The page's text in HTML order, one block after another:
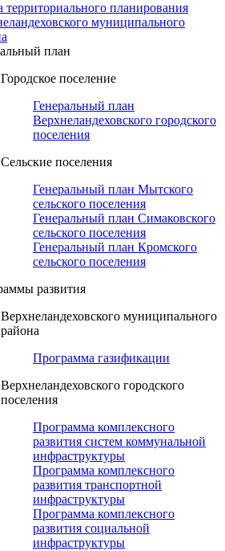
территориального планирования
муниципального
план
Городское поселение
Генеральный план
Верхнеландеховского городского
поселения
Сельские поселения
Генеральный план Мытского
сельского поселения
Генеральный план Симаковского
сельского поселения
Генеральный план Кромского
сельского поселения
развития
Верхнеландеховского муниципального
района
Программа газификации
Верхнеландеховского городского
поселения
Программа комплексного
развития систем коммунальной
инфраструктуры
Программа комплексного
развития транспортной
инфраструктуры
Программа комплексного
развития социальной
инфраструктуры